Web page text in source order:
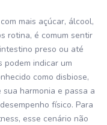
mais açúcar, álcool,
rotina, é comum sentir
preso ou até
podem indicar um
como disbiose,
harmonia e passa a
físico. Para
esse cenário não